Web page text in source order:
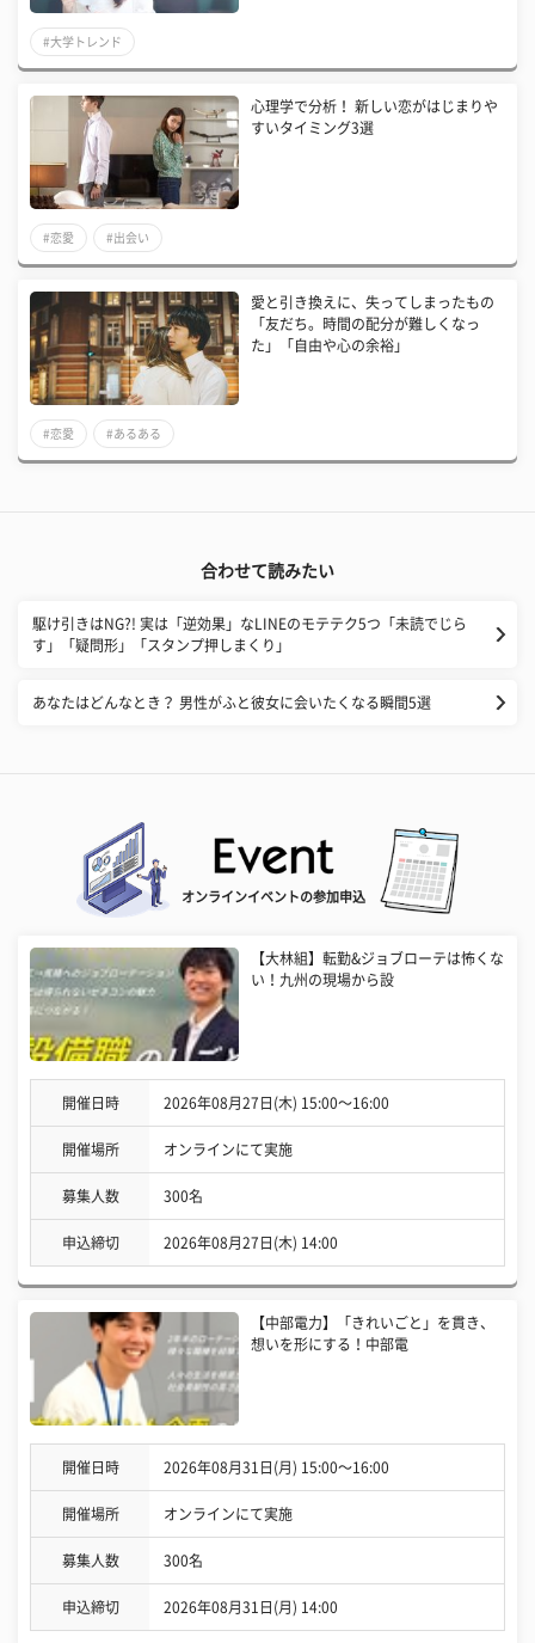
#大学トレンド
心理学で分析！ 新しい恋がはじまりや
すいタイミング3選
#恋愛 #出会い
愛と引き換えに、失ってしまったもの
「友だち。時間の配分が難しくなっ
た」「自由や心の余裕」
#恋愛 #あるある
合わせて読みたい
​駆け引きはNG?! 実は「逆効果」なLINEのモテテク5つ「未読でじら
す」「疑問形」「スタンプ押しまくり」
あなたはどんなとき？ 男性がふと彼女に会いたくなる瞬間5選
オンラインイベントの参加申込
【大林組】転勤&ジョブローテは怖くな
い！九州の現場から設
開催日時 2026年08月27日(木) 15:00〜16:00
開催場所 オンラインにて実施
募集人数 300名
申込締切 2026年08月27日(木) 14:00
【中部電力】「きれいごと」を貫き、
想いを形にする！中部電
開催日時 2026年08月31日(月) 15:00〜16:00
開催場所 オンラインにて実施
募集人数 300名
申込締切 2026年08月31日(月) 14:00